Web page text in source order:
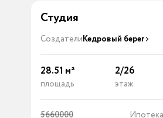
Студия
СоздателиКедровый берег
28.51 м²
площадь
2/26
этаж
5660000
Ипотека